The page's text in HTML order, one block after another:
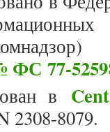
ФС 77-5259
в
2308-8079.